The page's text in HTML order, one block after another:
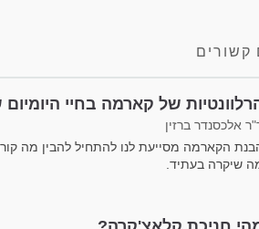
קשורים
של קארמה בחיי היומיום
אלכסנדר ברזין
הקארמה מסייעת לנו להתחיל להבין מה
שיקרה בעתיד.